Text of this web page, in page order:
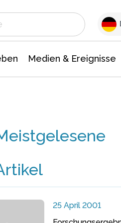
Medien & Ereignisse
25 April 2001